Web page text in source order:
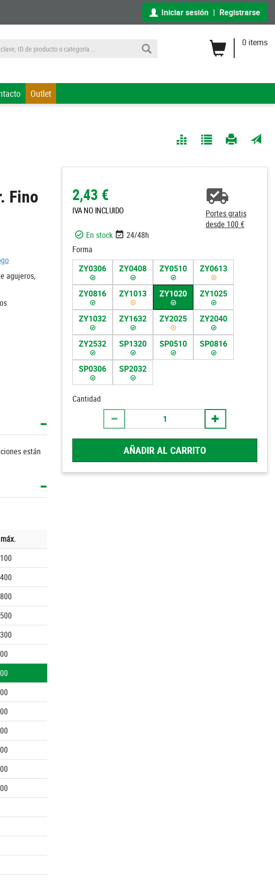
Iniciar sesión | Registrarse
0 items
Outlet
Fino
2,43 €
IVA NO INCLUIDO
Portes gratis
desde 100 €
En stock
24/48h
Forma
ZY0306
ZY0408 ZY0510 ZY0613
ZY0816 ZY1013 ZY1020 ZY1025
ZY1032 ZY1632 ZY2025 ZY2040
ZY2532 SP1320 SP0510 SP0816
SP0306 SP2032
Cantidad
AÑADIR AL CARRITO
agujeros,
están